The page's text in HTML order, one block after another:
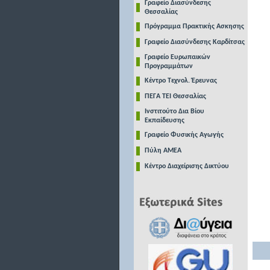
Γραφείο Διασύνδεσης
Θεσσαλίας
Πρόγραμμα Πρακτικής Ασκησης
Γραφείο Διασύνδεσης Καρδίτσας
Γραφείο Ευρωπαικών
Προγραμμάτων
Κέντρο Τεχνολ. Έρευνας
ΠΕΓΑ ΤΕΙ Θεσσαλίας
Ινστιτούτο Δια Βίου
Εκπαίδευσης
Γραφείο Φυσικής Αγωγής
Πύλη ΑΜΕΑ
Κέντρο Διαχείρισης Δικτύου